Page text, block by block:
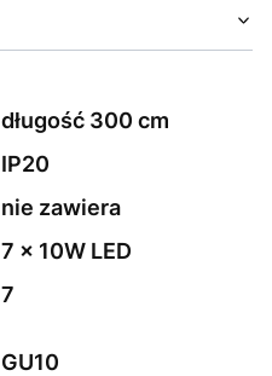
długość 300 cm
IP20
nie zawiera
7 x 10W LED
7
GU10